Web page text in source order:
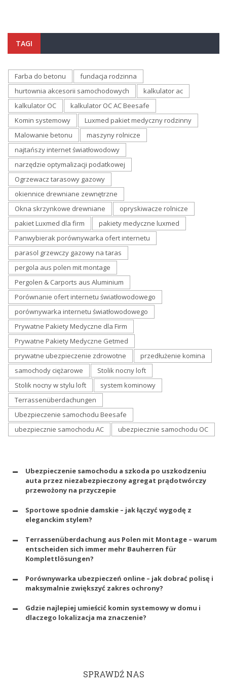
TAGI
Farba do betonu
fundacja rodzinna
hurtownia akcesorii samochodowych
kalkulator ac
kalkulator OC
kalkulator OC AC Beesafe
Komin systemowy
Luxmed pakiet medyczny rodzinny
Malowanie betonu
maszyny rolnicze
najtańszy internet światłowodowy
narzędzie optymalizacji podatkowej
Ogrzewacz tarasowy gazowy
okiennice drewniane zewnętrzne
Okna skrzynkowe drewniane
opryskiwacze rolnicze
pakiet Luxmed dla firm
pakiety medyczne luxmed
Panwybierak porównywarka ofert internetu
parasol grzewczy gazowy na taras
pergola aus polen mit montage
Pergolen & Carports aus Aluminium
Porównanie ofert internetu światłowodowego
porównywarka internetu światłowodowego
Prywatne Pakiety Medyczne dla Firm
Prywatne Pakiety Medyczne Getmed
prywatne ubezpieczenie zdrowotne
przedłużenie komina
samochody ciężarowe
Stolik nocny loft
Stolik nocny w stylu loft
system kominowy
Terrassenüberdachungen
Ubezpieczenie samochodu Beesafe
ubezpiecznie samochodu AC
ubezpiecznie samochodu OC
Ubezpieczenie samochodu a szkoda po uszkodzeniu
auta przez niezabezpieczony agregat prądotwórczy
przewożony na przyczepie
Sportowe spodnie damskie – jak łączyć wygodę z
eleganckim stylem?
Terrassenüberdachung aus Polen mit Montage – warum
entscheiden sich immer mehr Bauherren für
Komplettlösungen?
Porównywarka ubezpieczeń online – jak dobrać polisę i
maksymalnie zwiększyć zakres ochrony?
Gdzie najlepiej umieścić komin systemowy w domu i
dlaczego lokalizacja ma znaczenie?
SPRAWDŹ NAS